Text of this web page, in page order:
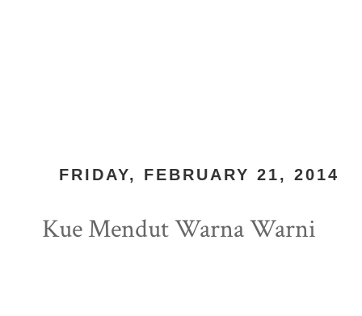
FRIDAY, FEBRUARY 21, 2014
Kue Mendut Warna Warni